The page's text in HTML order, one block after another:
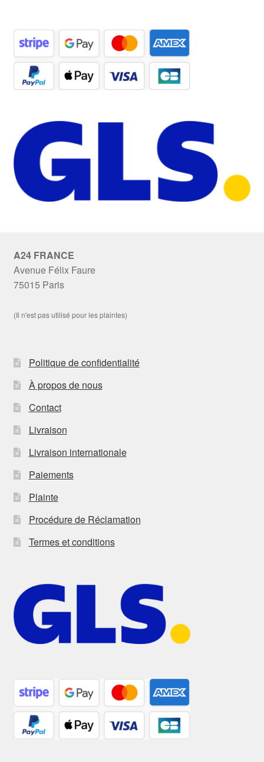
A24 FRANCE
Avenue Félix Faure
75015 Paris
(Il n'est pas utilisé pour les plaintes)
Politique de confidentialité
À propos de nous
Contact
Livraison
Livraison internationale
Paiements
Plainte
Procédure de Réclamation
Termes et conditions